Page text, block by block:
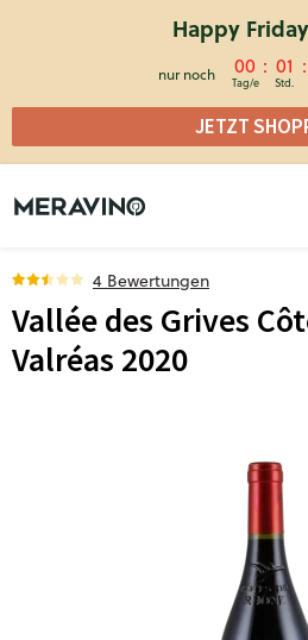
Happy
nur noch 00 01
JETZT
4 Bewertungen
Vallée des Grives
Valréas 2020